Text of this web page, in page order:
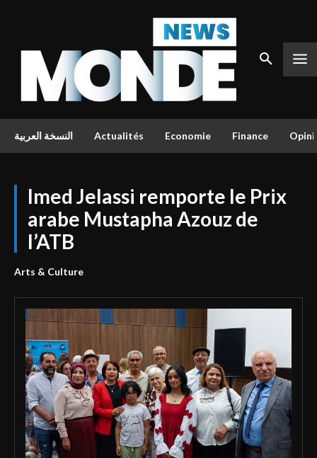
النسخة العربية Actualités Economie Finance
Imed Jelassi remporte le Prix
arabe Mustapha Azouz de
l’ATB
Arts & Culture